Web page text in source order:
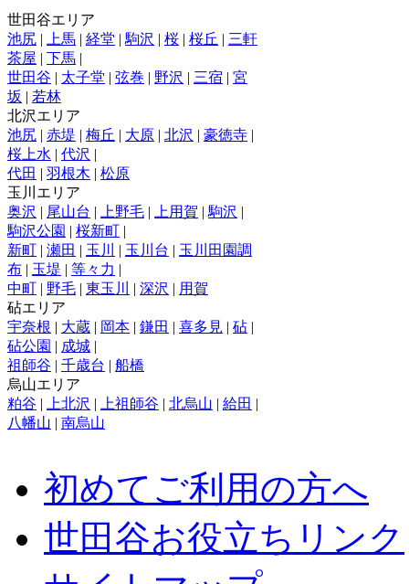
世田谷エリア
池尻 | 上馬 | 経堂 | 駒沢 | 桜 | 桜丘 | 三軒
茶屋 | 下馬 |
世田谷 | 太子堂 | 弦巻 | 野沢 | 三宿 | 宮
坂 | 若林
北沢エリア
池尻 | 赤堤 | 梅丘 | 大原 | 北沢 | 豪徳寺 |
桜上水 | 代沢 |
代田 | 羽根木 | 松原
玉川エリア
奥沢 | 尾山台 | 上野毛 | 上用賀 | 駒沢 |
駒沢公園 | 桜新町 |
新町 | 瀬田 | 玉川 | 玉川台 | 玉川田園調
布 | 玉堤 | 等々力 |
中町 | 野毛 | 東玉川 | 深沢 | 用賀
砧エリア
宇奈根 | 大蔵 | 岡本 | 鎌田 | 喜多見 | 砧 |
砧公園 | 成城 |
祖師谷 | 千歳台 | 船橋
烏山エリア
粕谷 | 上北沢 | 上祖師谷 | 北烏山 | 給田 |
八幡山 | 南烏山
初めてご利用の方へ
世田谷お役立ちリンク